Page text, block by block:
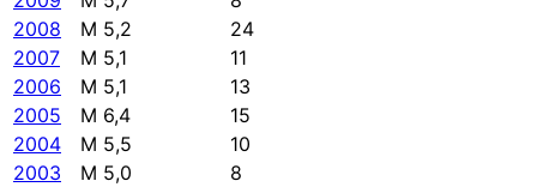
2008
M 5,2
24
2007
M 5,1
11
2006
M 5,1
13
2005
M 6,4
15
2004
M 5,5
10
2003
M 5,0
8